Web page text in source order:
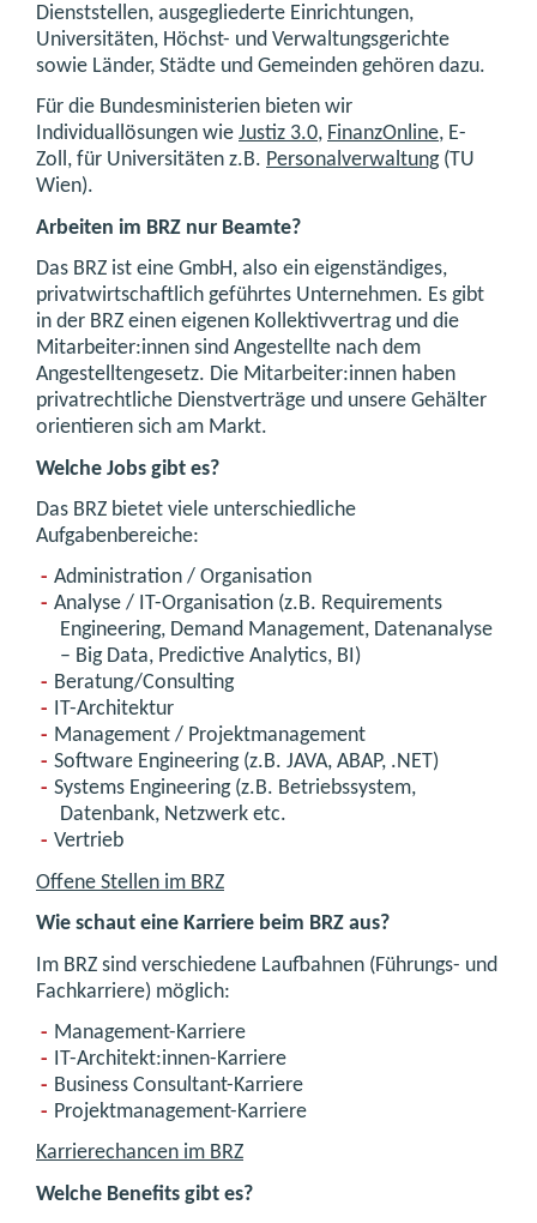
Dienststellen, ausgegliederte Einrichtungen,
Universitäten, Höchst- und Verwaltungsgerichte
sowie Länder, Städte und Gemeinden gehören dazu.
Für die Bundesministerien bieten wir
Individuallösungen wie Justiz 3.0, FinanzOnline, E-
Zoll, für Universitäten z.B. Personalverwaltung(TU
Wien).
Arbeiten im BRZ nur Beamte?
Das BRZ ist eine GmbH, also ein eigenständiges,
privatwirtschaftlich geführtes Unternehmen. Es gibt
in der BRZ einen eigenen Kollektivvertrag und die
Mitarbeiter:innen sind Angestellte nach dem
Angestelltengesetz. Die Mitarbeiter:innen haben
privatrechtliche Dienstverträge und unsere Gehälter
orientieren sich am Markt.
Welche Jobs gibt es?
Das BRZ bietet viele unterschiedliche
Aufgabenbereiche:
Administration / Organisation
Analyse / IT-Organisation (z.B. Requirements
Engineering, Demand Management, Datenanalyse
– Big Data, Predictive Analytics, BI)
Beratung/Consulting
IT-Architektur
Management / Projektmanagement
Software Engineering (z.B. JAVA, ABAP, .NET)
Systems Engineering (z.B. Betriebssystem,
Datenbank, Netzwerk etc.
Vertrieb
Offene Stellen im BRZ
Wie schaut eine Karriere beim BRZ aus?
Im BRZ sind verschiedene Laufbahnen (Führungs- und
Fachkarriere) möglich:
Management-Karriere
IT-Architekt:innen-Karriere
Business Consultant-Karriere
Projektmanagement-Karriere
Karrierechancen im BRZ
Welche Benefits gibt es?